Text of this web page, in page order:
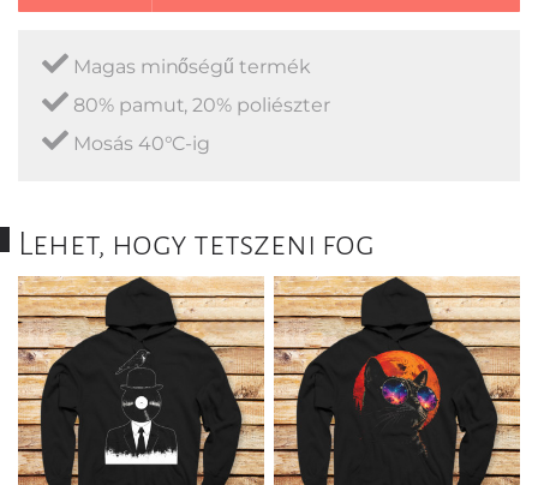
Magas minőségű termék
80% pamut, 20% poliészter
Mosás 40°C-ig
Lehet, hogy tetszeni fog